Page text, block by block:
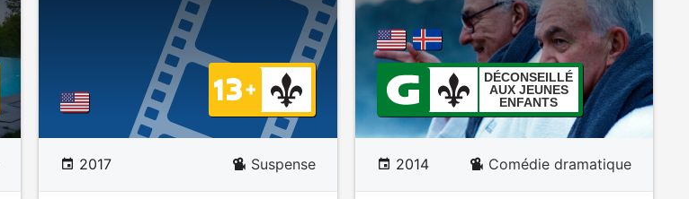
2017 Suspense
DÉCONSEILLÉ
AUX JEUNES
ENFANTS
2014 Comédie dramatique